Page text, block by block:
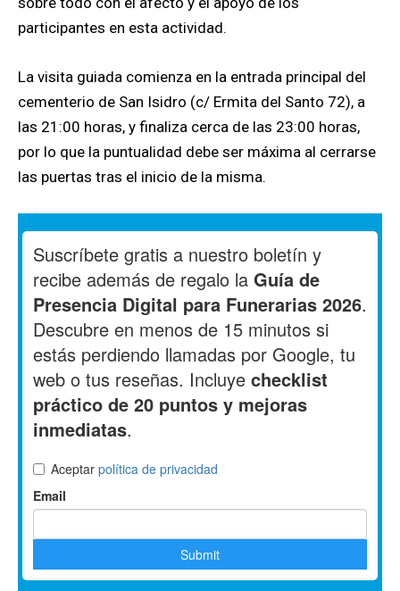
participantes en esta actividad.
La visita guiada comienza en la entrada principal del
cementerio de San Isidro (c/ Ermita del Santo 72), a
las 21:00 horas, y finaliza cerca de las 23:00 horas,
por lo que la puntualidad debe ser máxima al cerrarse
las puertas tras el inicio de la misma.